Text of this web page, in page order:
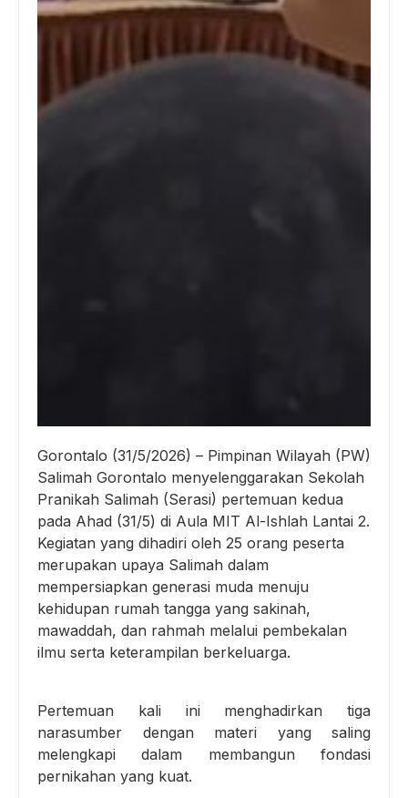
Gorontalo (31/5/2026) – Pimpinan Wilayah (PW)
Salimah Gorontalo menyelenggarakan Sekolah
Pranikah Salimah (Serasi) pertemuan kedua
pada Ahad (31/5) di Aula MIT Al-Ishlah Lantai 2.
Kegiatan yang dihadiri oleh 25 orang peserta
merupakan upaya Salimah dalam
mempersiapkan generasi muda menuju
kehidupan rumah tangga yang sakinah,
mawaddah, dan rahmah melalui pembekalan
ilmu serta keterampilan berkeluarga.
Pertemuan kali ini menghadirkan tiga
narasumber dengan materi yang saling
melengkapi dalam membangun fondasi
pernikahan yang kuat.